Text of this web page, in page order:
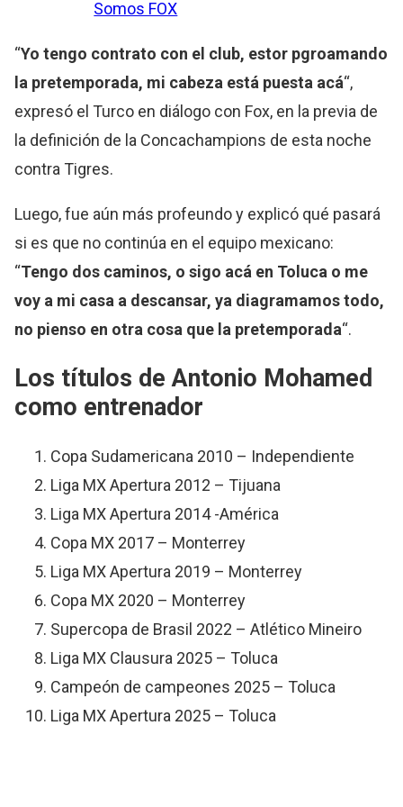
Somos FOX
“Yo tengo contrato con el club, estor pgroamando
la pretemporada, mi cabeza está puesta acá“,
expresó el Turco en diálogo con Fox, en la previa de
la definición de la Concachampions de esta noche
contra Tigres.
Luego, fue aún más profeundo y explicó qué pasará
si es que no continúa en el equipo mexicano:
“Tengo dos caminos, o sigo acá en Toluca o me
voy a mi casa a descansar, ya diagramamos todo,
no pienso en otra cosa que la pretemporada“.
Los títulos de Antonio Mohamed
como entrenador
Copa Sudamericana 2010 – Independiente
Liga MX Apertura 2012 – Tijuana
Liga MX Apertura 2014 -América
Copa MX 2017 – Monterrey
Liga MX Apertura 2019 – Monterrey
Copa MX 2020 – Monterrey
Supercopa de Brasil 2022 – Atlético Mineiro
Liga MX Clausura 2025 – Toluca
Campeón de campeones 2025 – Toluca
Liga MX Apertura 2025 – Toluca